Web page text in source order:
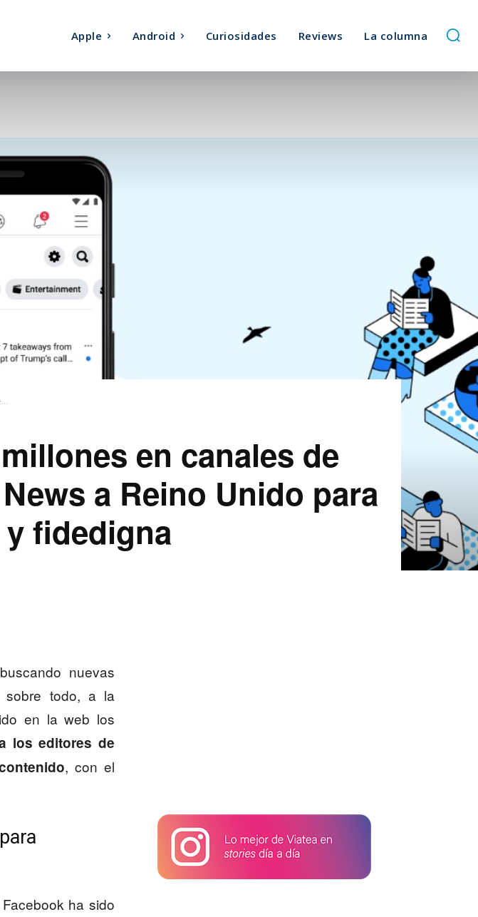
Apple Android Curiosidades Reviews La columna
en canales de
a Reino Unido para
fidedigna
nuevas
sobre todo, a la
en la web los
los editores de
, con el
ha sido